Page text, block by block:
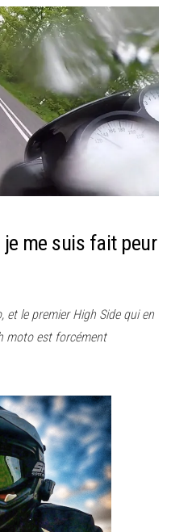
me suis fait peur
et le premier High Side qui en
moto est forcément